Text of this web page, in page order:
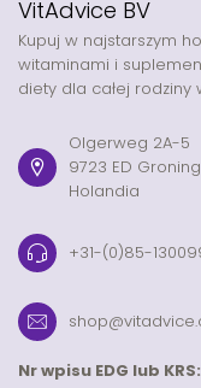
VitAdvice BV
Kupuj w najstarszym
witaminami i
diety dla całej rodziny
Olgerweg 2A-5
9723 ED
Holandia
+31-(0)85-
Nr wpisu EDG lub KRS: